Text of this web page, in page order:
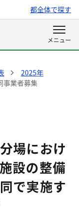
都全体で探す
2025年
事業者募集
場におけ
設の整備
で実施す